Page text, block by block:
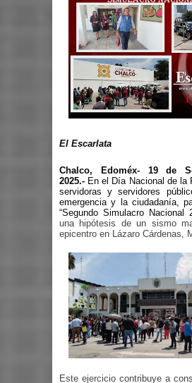
El Escarlata
Chalco, Edoméx- 19 de
2025.- En el Día Nacional de la
servidoras y servidores
emergencia y la ciudadanía,
“Segundo Simulacro Nacional
una hipótesis de un sismo
epicentro en Lázaro Cárdenas,
Este ejercicio contribuye a